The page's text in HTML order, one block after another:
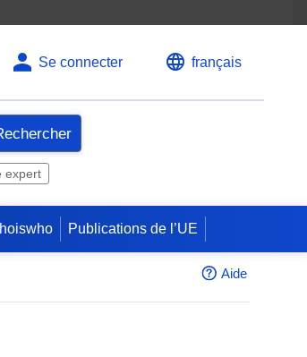
Se connecter français
expert
Publications de l’UE
Aide